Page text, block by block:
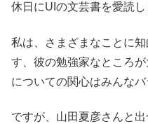
休日にUIの文芸書を愛読し
私は、さまざまなことに
す、彼の勉強家なところ
についての関心はみんな
ですが、山田夏彦さんと